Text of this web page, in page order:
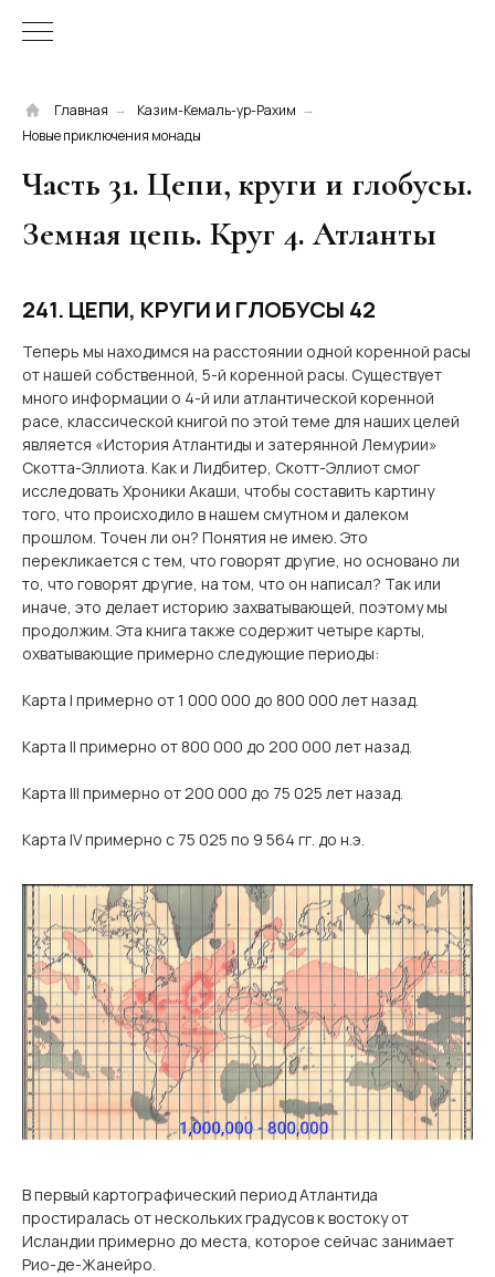
Главная → Казим-Кемаль-ур-Рахим →
Новые приключения монады
Часть 31. Цепи, круги и глобусы.
Земная цепь. Круг 4. Атланты
241. ЦЕПИ, КРУГИ И ГЛОБУСЫ 42
Теперь мы находимся на расстоянии одной коренной расы
от нашей собственной, 5-й коренной расы. Существует
много информации о 4-й или атлантической коренной
расе, классической книгой по этой теме для наших целей
является «История Атлантиды и затерянной Лемурии»
Скотта-Эллиота. Как и Лидбитер, Скотт-Эллиот смог
исследовать Хроники Акаши, чтобы составить картину
того, что происходило в нашем смутном и далеком
прошлом. Точен ли он? Понятия не имею. Это
перекликается с тем, что говорят другие, но основано ли
то, что говорят другие, на том, что он написал? Так или
иначе, это делает историю захватывающей, поэтому мы
продолжим. Эта книга также содержит четыре карты,
охватывающие примерно следующие периоды:
Карта I примерно от 1 000 000 до 800 000 лет назад.
Карта II примерно от 800 000 до 200 000 лет назад.
Карта III примерно от 200 000 до 75 025 лет назад.
Карта IV примерно с 75 025 по 9 564 гг. до н.э.
В первый картографический период Атлантида
простиралась от нескольких градусов к востоку от
Исландии примерно до места, которое сейчас занимает
Рио-де-Жанейро.